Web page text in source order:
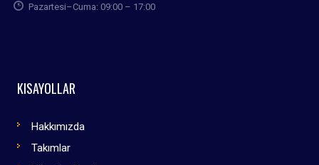
Pazartesi–Cuma: 09:00 – 17:00
KISAYOLLAR
Hakkımızda
Takımlar